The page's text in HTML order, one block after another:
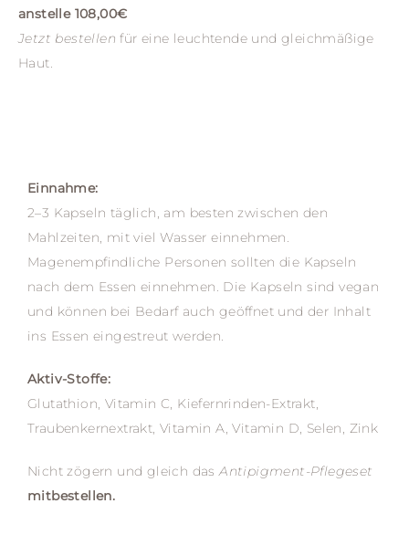
anstelle 108,00€
Jetzt bestellen für eine leuchtende und gleichmäßige
Haut.
Einnahme:
2–3 Kapseln täglich, am besten zwischen den
Mahlzeiten, mit viel Wasser einnehmen.
Magenempfindliche Personen sollten die Kapseln
nach dem Essen einnehmen. Die Kapseln sind vegan
und können bei Bedarf auch geöffnet und der Inhalt
ins Essen eingestreut werden.
Aktiv-Stoffe:
Glutathion, Vitamin C, Kiefernrinden-Extrakt,
Traubenkernextrakt, Vitamin A, Vitamin D, Selen, Zink
Nicht zögern und gleich dasAntipigment-Pflegeset
mitbestellen.